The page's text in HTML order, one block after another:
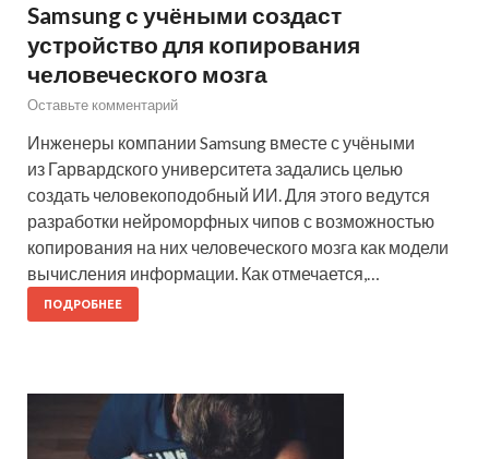
Samsung с учёными создаст
устройство для копирования
человеческого мозга
Оставьте комментарий
Инженеры компании Samsung вместе с учёными
из Гарвардского университета задались целью
создать человекоподобный ИИ. Для этого ведутся
разработки нейроморфных чипов с возможностью
копирования на них человеческого мозга как модели
вычисления информации. Как отмечается,…
ПОДРОБНЕЕ